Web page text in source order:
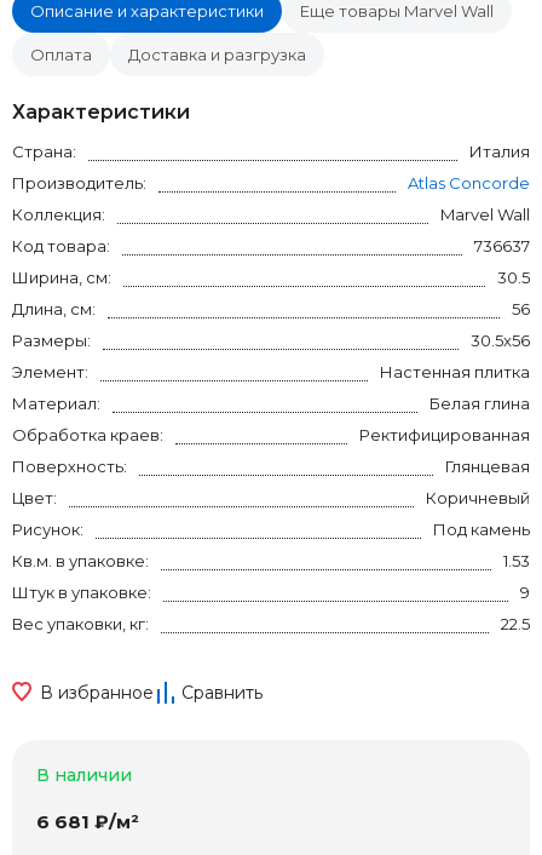
Описание и характеристики Еще товары Marvel Wall
Оплата Доставка и разгрузка
Характеристики
Страна:
Италия
Производитель:
Atlas Concorde
Коллекция:
Marvel Wall
Код товара:
736637
Ширина, см:
30.5
Длина, см:
56
Размеры:
30.5x56
Элемент:
Настенная плитка
Материал:
Белая глина
Обработка краев:
Ректифицированная
Поверхность:
Глянцевая
Цвет:
Коричневый
Рисунок:
Под камень
Кв.м. в упаковке:
1.53
Штук в упаковке:
9
Вес упаковки, кг:
22.5
В избранное Сравнить
В наличии
6 681 ₽/м²